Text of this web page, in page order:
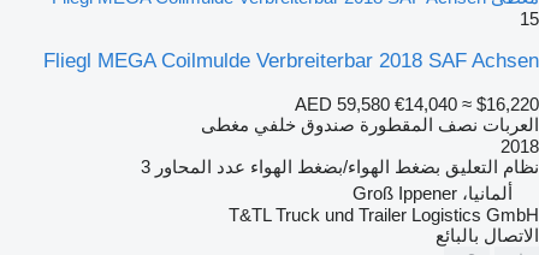
15
Fliegl MEGA Coilmulde Verbreiterbar 2018 SAF Achsen
AED 59,580 €14,040 ≈ $16,220
العربات نصف المقطورة صندوق خلفي مغطى
2018
نظام التعليق بضغط الهواء/بضغط الهواء عدد المحاور 3
ألمانيا، Groß Ippener
T&TL Truck und Trailer Logistics GmbH
الاتصال بالبائع